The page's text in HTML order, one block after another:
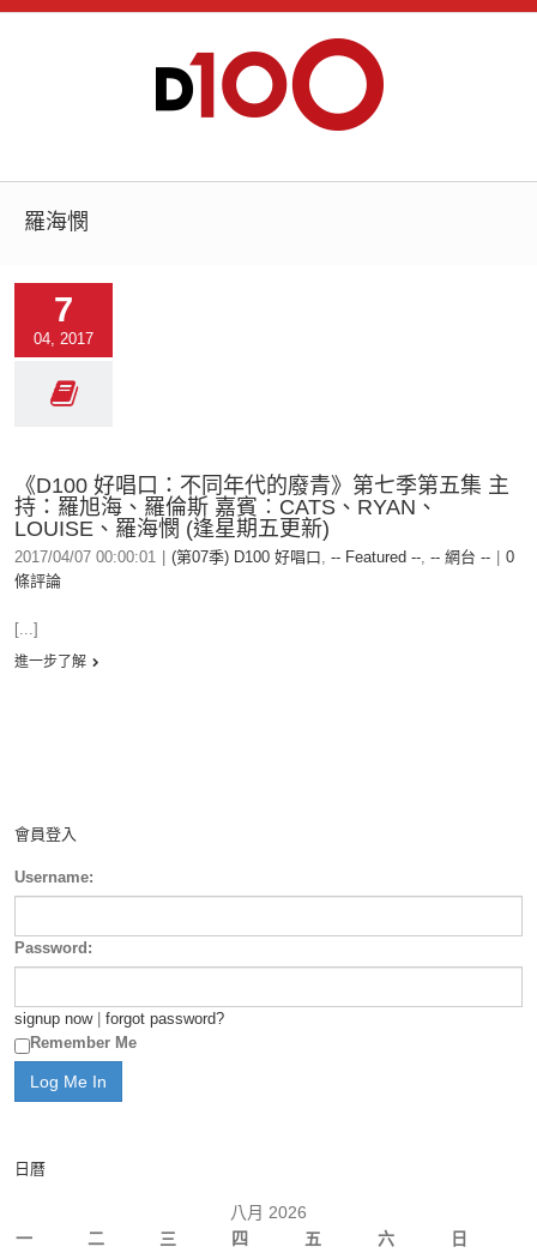
羅海憫
7
04, 2017
《D100 好唱口：不同年代的廢青》第七季第五集 主
持：羅旭海、羅倫斯 嘉賓︰CATS、RYAN、
LOUISE、羅海憫 (逢星期五更新)
2017/04/07 00:00:01 (第07季) D100 好唱口, -- Featured --, -- 網台 --
0
條評論
[...]
進一步了解
會員登入
Username:
Password:
signup now| forgot password?
Remember Me
日曆
八月 2026
一
二 三 四 五 六 日